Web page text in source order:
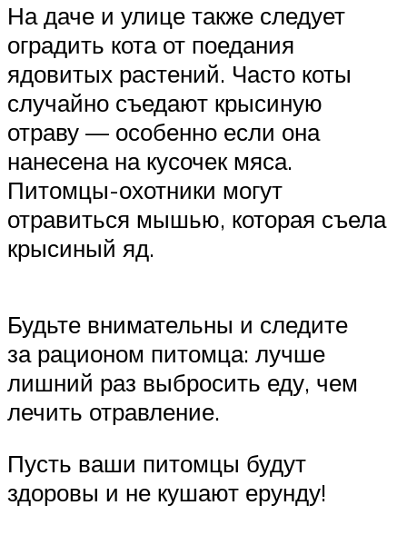
На даче и улице также следует
оградить кота от поедания
ядовитых растений. Часто коты
случайно съедают крысиную
отраву — особенно если она
нанесена на кусочек мяса.
Питомцы-охотники могут
отравиться мышью, которая съела
крысиный яд.
Будьте внимательны и следите
за рационом питомца: лучше
лишний раз выбросить еду, чем
лечить отравление.
Пусть ваши питомцы будут
здоровы и не кушают ерунду!